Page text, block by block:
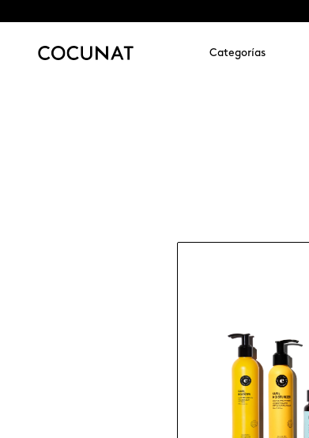
Categorías